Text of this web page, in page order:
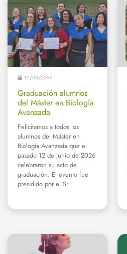
12/06/2026
Graduación alumnos
del Máster en Biología
Avanzada
Felicitamos a todos los
alumnos del Máster en
Biología Avanzada que el
pasado 12 de junio de 2026
celebraron su acto de
graduación. El evento fue
presidido por el Sr.